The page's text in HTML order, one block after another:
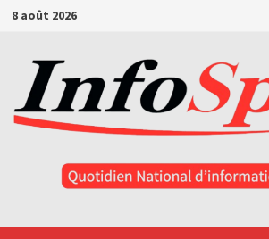
Passer
contenu
8 août 2026